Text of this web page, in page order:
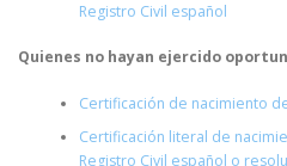
Registro Civil español
Quienes no hayan ejercido
Certificación de nacimiento
Certificación literal de
Registro Civil español o